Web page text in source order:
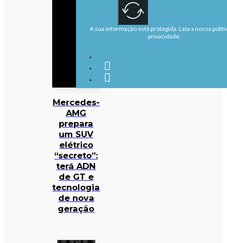
Mercedes-
AMG
prepara
um SUV
elétrico
“secreto”:
terá ADN
de GT e
tecnologia
de nova
geração
A sua informação está protegida. Leia a nossa
privacidade.